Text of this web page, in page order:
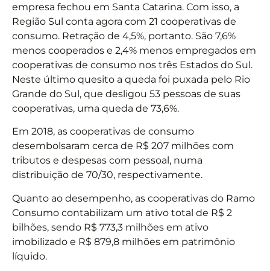
empresa fechou em Santa Catarina. Com isso, a
Região Sul conta agora com 21 cooperativas de
consumo. Retração de 4,5%, portanto. São 7,6%
menos cooperados e 2,4% menos empregados em
cooperativas de consumo nos três Estados do Sul.
Neste último quesito a queda foi puxada pelo Rio
Grande do Sul, que desligou 53 pessoas de suas
cooperativas, uma queda de 73,6%.
Em 2018, as cooperativas de consumo
desembolsaram cerca de R$ 207 milhões com
tributos e despesas com pessoal, numa
distribuição de 70/30, respectivamente.
Quanto ao desempenho, as cooperativas do Ramo
Consumo contabilizam um ativo total de R$ 2
bilhões, sendo R$ 773,3 milhões em ativo
imobilizado e R$ 879,8 milhões em patrimônio
líquido.